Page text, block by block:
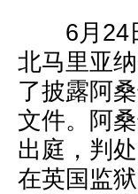
6月24日
北马里亚
了披露阿
文件。阿
出庭，判
在英国监